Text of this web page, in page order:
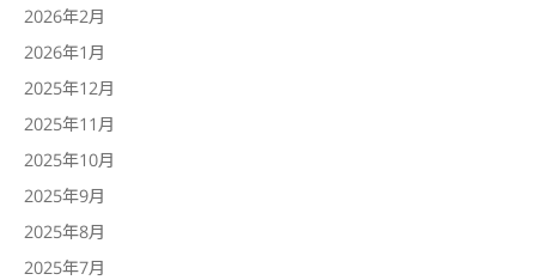
2026年2月
2026年1月
2025年12月
2025年11月
2025年10月
2025年9月
2025年8月
2025年7月